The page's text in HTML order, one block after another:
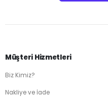
Müşteri Hizmetleri
Biz Kimiz?
Nakliye ve İade